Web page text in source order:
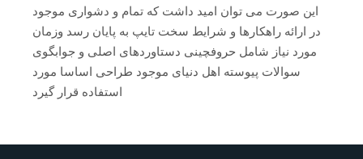
این صورت می توان امید داشت که تمام و دشواری موجود
در ارائه راهکارها و شرایط سخت تایپ به پایان رسد وزمان
مورد نیاز شامل حروفچینی دستاوردهای اصلی و جوابگوی
سوالات پیوسته اهل دنیای موجود طراحی اساسا مورد
استفاده قرار گیرد